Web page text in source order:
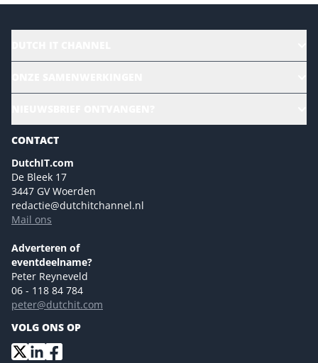
Magazines
Marketingmogelijkheden 2026
Eventmogelijkheden 2026
Advertising opportunities 2026 ENG
Event opportunities 2026 ENG
NL Digital
Versturen
CONTACT
DutchIT.com
De Bleek 17
3447 GV Woerden
redactie@dutchitchannel.nl
Mail ons
Adverteren of
eventdeelname?
Peter Reyneveld
06 - 118 84 784
peter@dutchit.com
VOLG ONS OP